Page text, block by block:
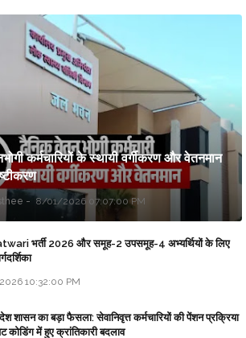
कर्मचारियों के स्थायी वर्गीकरण और वेतनमान
8/01/2026 07:07:00 PM
भर्ती 2026 और समूह-2 उपसमूह-4 अभ्यर्थियों के लिए
10:32:00 PM
शासन का बड़ा फैसला: सेवानिवृत्त कर्मचारियों की पेंशन प्रक्रिया
कोडिंग में हुए क्रांतिकारी बदलाव